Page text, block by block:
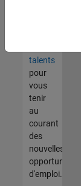
talents
pour
vous
tenir
au
courant
des
nouvelles
opportunités
d'emploi.